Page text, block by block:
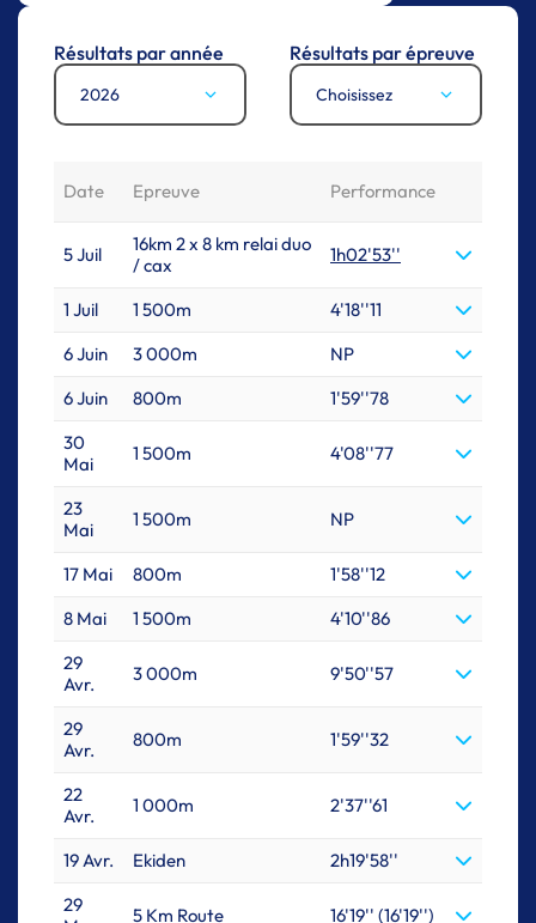
Résultats par année
2026
Résultats par épreuve
Choisissez
Date Epreuve Performance
5 Juil
16km 2 x 8 km relai duo
/ cax
1h02'53''
1 Juil 1 500m
4'18''11
6 Juin
3 000m
NP
6 Juin
800m
1'59''78
30
Mai
1 500m 4'08''77
23
Mai
1 500m NP
17 Mai 800m
1'58''12
8 Mai
1 500m
4'10''86
29
Avr.
3 000m 9'50''57
29
Avr.
800m 1'59''32
22
Avr.
1 000m 2'37''61
19 Avr. Ekiden
2h19'58''
29
5 Km Route 16'19'' (16'19'')